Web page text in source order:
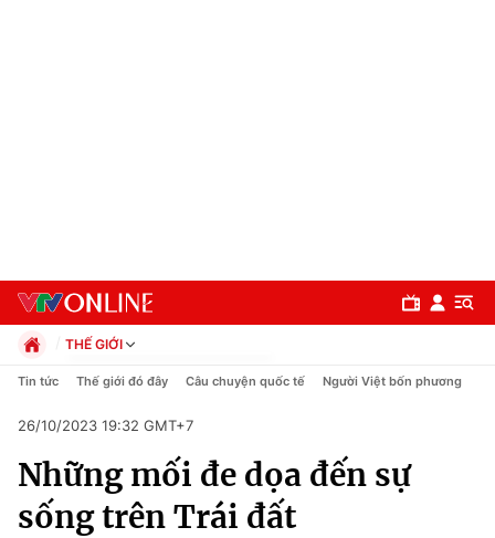
Chuyên mục
Chính trị
THẾ GIỚI
Chính trị
Pháp luật
Kinh tế
Thể thao
Truyền hình
Tin tức Thế giới đó đây Câu chuyện quốc tế Người Việt bốn phương
26/10/2023 19:32 GMT+7
Những mối đe dọa đến sự
sống trên Trái đất